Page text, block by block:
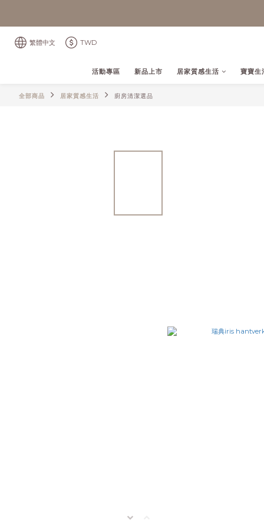
繁體中文 TWD
活動專區 新品上市 居家質感生活 寶寶生
全部商品 居家質感生活 廚房清潔選品